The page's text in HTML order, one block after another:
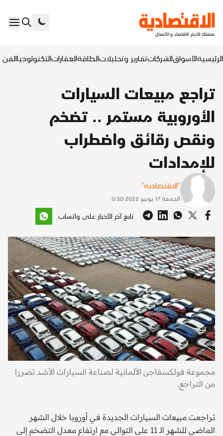
الرئيسيةالأسواقالشركاتتقارير وتحليلاتالطاقةالعقاراتالتكنولوجياالفن
تراجع مبيعات السيارات
الأوروبية مستمر .. تضخم
ونقص رقائق واضطراب
للإمدادات
"الاقتصادية"
الجمعة 17 يونيو 2022 0:30
تابع آخر الأخبار على واتساب
مجموعة فولكسفاجن الألمانية لصناعة السيارات الأشد تضررا
من التراجع.
تراجعت مبيعات السيارات الجديدة في أوروبا خلال الشهر
الماضي للشهر الـ 11 على التوالي مع ارتفاع معدل التضخم إلى